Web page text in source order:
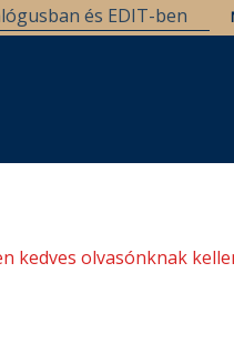
kedves olvasónknak